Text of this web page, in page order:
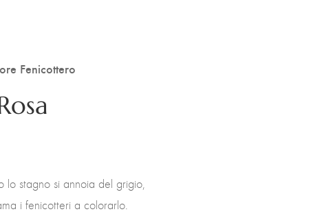
Fenicottero
lo stagno si annoia del grigio,
i fenicotteri a colorarlo.